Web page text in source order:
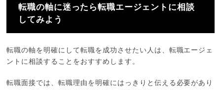
転職の軸に迷ったら転職エージェントに相談
してみよう
転職の軸を明確にして転職を成功させたい人は、転職エージェ
ントに相談することをおすすめします。
転職面接では、転職理由を明確にはっきりと伝える必要があり